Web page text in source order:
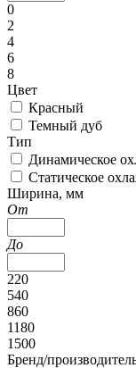
0
2
4
6
8
Цвет
Красный
Темный дуб
Тип
Динамическое
Статическое
Ширина, мм
От
До
220
540
860
1180
1500
Бренд/